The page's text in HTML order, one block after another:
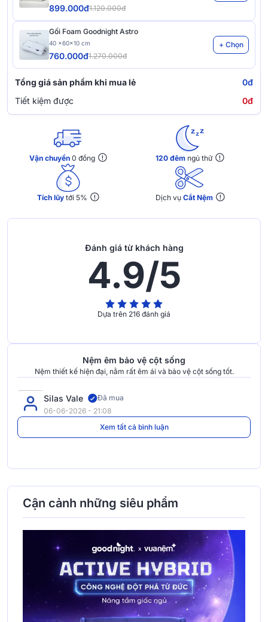
899.000đ1.120.000đ
Gối Foam Goodnight Astro
40 x60x10 cm
760.000đ1.270.000đ
+ Chọn
Tổng giá sản phẩm khi mua lẻ
0đ
Tiết kiệm được
0đ
Vận chuyển 0 đồng 120 đêm ngủ thử
Tích lũy tới 5% Dịch vụ Cắt Nệm
Đánh giá từ khách hàng
4.9/5
Dựa trên 216 đánh giá
Nệm êm bảo vệ cột sống
Nệm thiết kế hiện đại, nằm rất êm ái và bảo vệ cột sống tốt.
Silas Vale
Đã mua
06-06-2026 - 21:08
Xem tất cả bình luận
Cận cảnh những siêu phẩm